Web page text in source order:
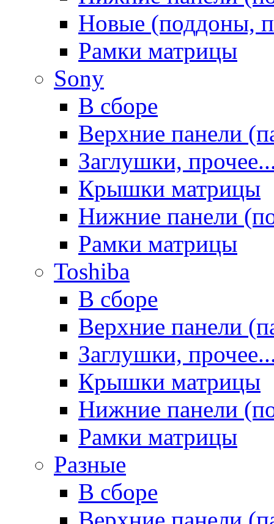
Новые (поддоны,
Рамки матрицы
Sony
В сборе
Верхние панели
Заглушки,
Крышки матрицы
Нижние панели
Рамки матрицы
Toshiba
В сборе
Верхние панели
Заглушки,
Крышки матрицы
Нижние панели
Рамки матрицы
Разные
В сборе